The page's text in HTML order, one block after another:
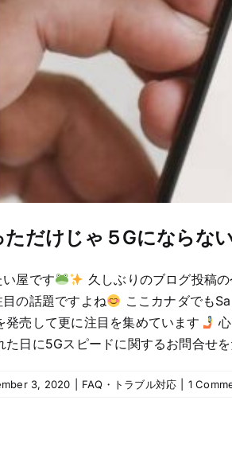
だけじゃ５Gにならな
屋です 久しぶりのブログ投稿
の話題ですよね
ここカナダでも
発売して更に注目を集めています
た日に5Gスピードに関するお問合せ
3, 2020 FAQ・トラブル対応 1